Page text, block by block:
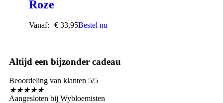
Roze
Vanaf: € 33,95Bestel nu
Altijd een bijzonder cadeau
Beoordeling van klanten 5/5
★★★★★
Aangesloten bij Wybloemisten